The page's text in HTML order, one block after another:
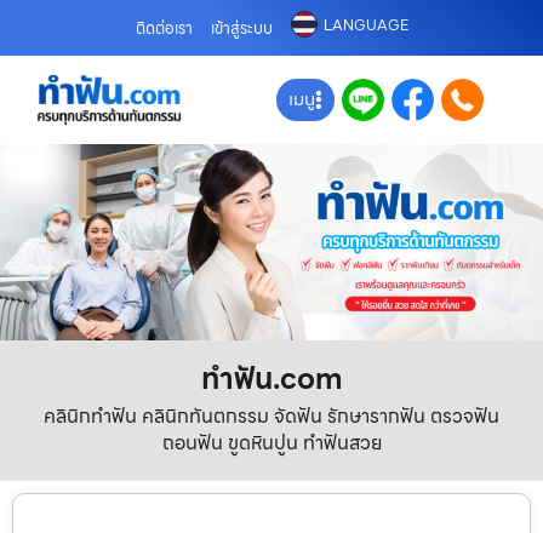
ติดต่อเรา เข้าสู่ระบบ LANGUAGE
เมนู
ทําฟัน.com
คลินิกทำฟัน คลินิกทันตกรรม จัดฟัน รักษารากฟัน ตรวจฟัน
ถอนฟัน ขูดหินปูน ทำฟันสวย